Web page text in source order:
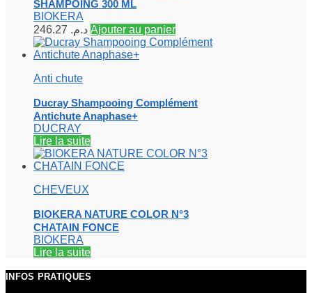
SHAMPOING 300 ML
BIOKERA
د.م. Ajouter au panier
Anti chute
Ducray Shampooing Complément
Antichute Anaphase+
DUCRAY
Lire la suite
CHEVEUX
BIOKERA NATURE COLOR N°3
CHATAIN FONCE
BIOKERA
Lire la suite
INFOS PRATIQUES